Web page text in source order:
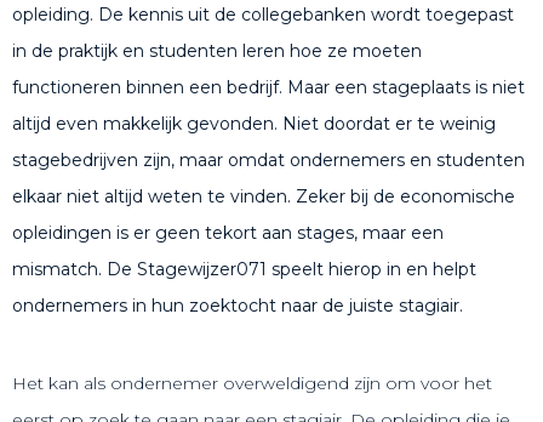
opleiding. De kennis uit de collegebanken wordt toegepast
in de praktijk en studenten leren hoe ze moeten
functioneren binnen een bedrijf. Maar een stageplaats is niet
altijd even makkelijk gevonden. Niet doordat er te weinig
stagebedrijven zijn, maar omdat ondernemers en studenten
elkaar niet altijd weten te vinden. Zeker bij de economische
opleidingen is er geen tekort aan stages, maar een
mismatch. De Stagewijzer071 speelt hierop in en helpt
ondernemers in hun zoektocht naar de juiste stagiair.
Het kan als ondernemer overweldigend zijn om voor het